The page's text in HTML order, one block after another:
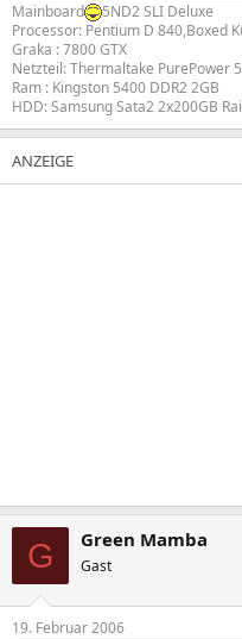
Mainboard
5ND2 SLI Deluxe
Processor: Pentium D 840,Boxed
Graka : 7800 GTX
Netzteil: Thermaltake PurePower
Ram : Kingston 5400 DDR2 2GB
HDD: Samsung Sata2 2x200GB
G Green Mamba
Gast
19. Februar 2006